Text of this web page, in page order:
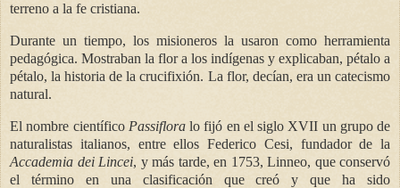
terreno a la fe cristiana.
Durante un tiempo, los misioneros la usaron como herramienta
pedagógica. Mostraban la flor a los indígenas y explicaban, pétalo a
pétalo, la historia de la crucifixión. La flor, decían, era un catecismo
natural.
El nombre científico Passifloralo fijó en el siglo XVII un grupo de
naturalistas italianos, entre ellos Federico Cesi, fundador de la
Accademia dei Lincei, y más tarde, en 1753, Linneo, que conservó
el término en una clasificación que creó y que ha sido